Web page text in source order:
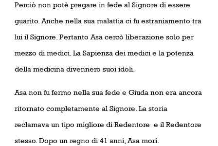
Perciò non potè pregare in fede al Signore di essere
guarito. Anche nella sua malattia ci fu estraniamento tra
lui il Signore. Pertanto Asa cercò liberazione solo per
mezzo di medici. La Sapienza dei medici e la potenza
della medicina divennero suoi idoli.
Asa non fu fermo nella sua fede e Giuda non era ancora
ritornato completamente al Signore. La storia
reclamava un tipo migliore di Redentore e il Redentore
stesso. Dopo un regno di 41 anni, Asa morì.